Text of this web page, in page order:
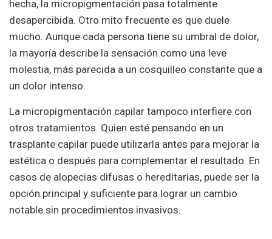
hecha, la micropigmentación pasa totalmente
desapercibida. Otro mito frecuente es que duele
mucho. Aunque cada persona tiene su umbral de dolor,
la mayoría describe la sensación como una leve
molestia, más parecida a un cosquilleo constante que a
un dolor intenso.
La micropigmentación capilar tampoco interfiere con
otros tratamientos. Quien esté pensando en un
trasplante capilar puede utilizarla antes para mejorar la
estética o después para complementar el resultado. En
casos de alopecias difusas o hereditarias, puede ser la
opción principal y suficiente para lograr un cambio
notable sin procedimientos invasivos.